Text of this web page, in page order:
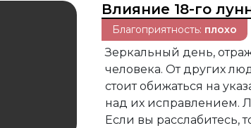
Влияние 18-го
Благоприятность: плохо
Зеркальный день,
человека. От других
стоит обижаться на
над их исправлением.
Если вы расслабитесь,